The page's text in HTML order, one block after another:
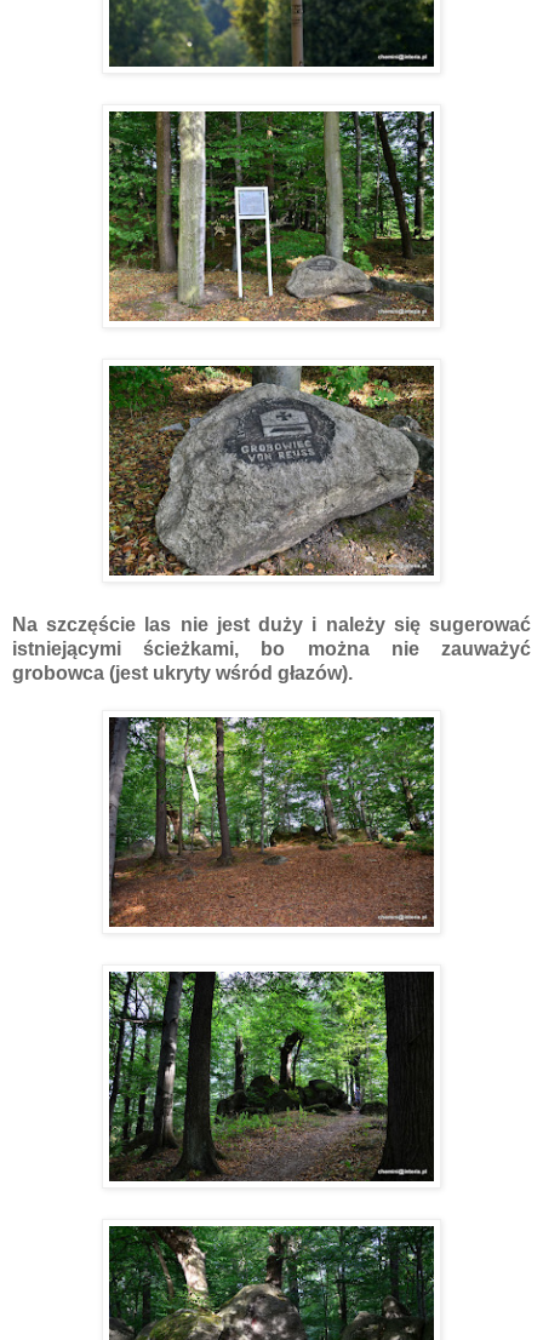
Na szczęście las nie jest duży i należy się sugerować
istniejącymi ścieżkami, bo można nie zauważyć
grobowca (jest ukryty wśród głazów).